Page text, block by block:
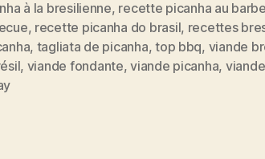
à la bresilienne, recette picanha au
, recette picanha do brasil, recettes
, tagliata de picanha,top bbq, viande
, viande fondante,viande picanha,